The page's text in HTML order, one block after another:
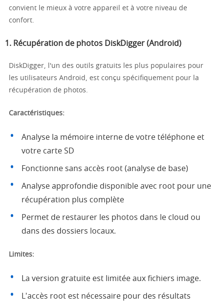
convient le mieux à votre appareil et à votre niveau de
confort.
1. Récupération de photos DiskDigger (Android)
DiskDigger, l'un des outils gratuits les plus populaires pour
les utilisateurs Android, est conçu spécifiquement pour la
récupération de photos.
Caractéristiques:
Analyse la mémoire interne de votre téléphone et
votre carte SD
Fonctionne sans accès root (analyse de base)
Analyse approfondie disponible avec root pour une
récupération plus complète
Permet de restaurer les photos dans le cloud ou
dans des dossiers locaux.
Limites:
La version gratuite est limitée aux fichiers image.
L'accès root est nécessaire pour des résultats